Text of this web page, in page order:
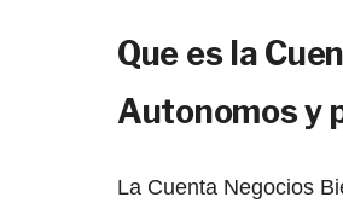
Que es la
Autonomos y
La Cuenta Negocios